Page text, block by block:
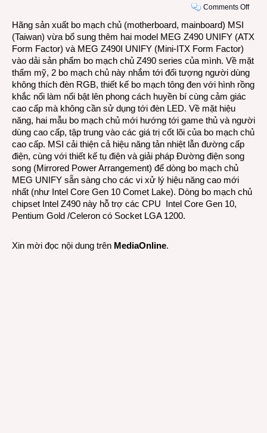
Comments Offon
mạch
MSI
400
mạnh
Hãng sản xuất bo mạch chủ (motherboard, mainboard) MSI
(Taiwan) vừa bổ sung thêm hai model MEG Z490 UNIFY (ATX
Form Factor) và MEG Z490I UNIFY (Mini-ITX Form Factor)
vào dải sản phẩm bo mạch chủ Z490 series của mình. Về mặt
thẩm mỹ, 2 bo mạch chủ này nhắm tới đối tượng người dùng
không thích đèn RGB, thiết kế bo mạch tông đen với hình rồng
khắc nổi làm nổi bật lên phong cách huyền bí cùng cảm giác
cao cấp mà không cần sử dụng tới đèn LED. Về mặt hiệu
năng, hai mẫu bo mạch chủ mới hướng tới game thủ và người
dùng cao cấp, tập trung vào các giá trị cốt lõi của bo mạch chủ
cao cấp. MSI cải thiện cả hiệu năng tản nhiệt lẫn đường cấp
điện, cùng với thiết kế tụ điện và giải pháp Đường điện song
song (Mirrored Power Arrangement) để dòng bo mạch chủ
MEG UNIFY sẵn sàng cho các vi xử lý hiệu năng cao mới
nhất (như Intel Core Gen 10 Comet Lake). Dòng bo mạch chủ
chipset Intel Z490 này hỗ trợ các CPU Intel Core Gen 10,
Pentium Gold /Celeron có Socket LGA 1200.
Xin mời đọc nội dung trên MediaOnline.